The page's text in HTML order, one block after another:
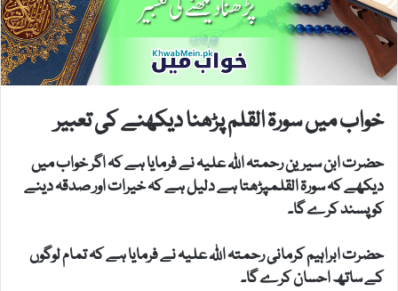
خواب میں سورۃ القلم پڑھنا دیکھنے کی تعبیر
حضرت ابن سیرین رحمتہ اللہ علیہ نے فرمایا ہے کہ اگر خواب میں
دیکھے کہ سورۃ القلمپڑھتا ہے دلیل ہے کہ خیرات اور صدقہ دینے
کو پسند کرے گا۔
حضرت ابراہیم کرمانی رحمتہ اللہ علیہ نے فرمایا ہے کہ تمام لوگوں
کے ساتھ احسان کرے گا۔